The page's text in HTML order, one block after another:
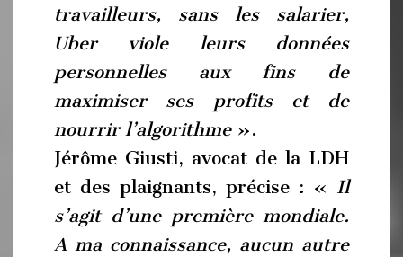
travailleurs, sans les salarier,
Uber viole leurs données
personnelles aux fins de
maximiser ses profits et de
nourrir l’algorithme».
Jérôme Giusti, avocat de la LDH
et des plaignants, précise : «
Il
s’agit d’une première mondiale.
A ma connaissance, aucun autre